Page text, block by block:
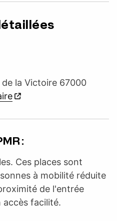
la Victoire 67000
:
Ces places sont
à mobilité réduite
de l'entrée
accès facilité.